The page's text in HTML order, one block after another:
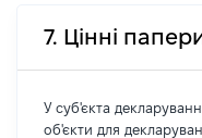
7. Цінні
У суб'єкта
об'єкти для